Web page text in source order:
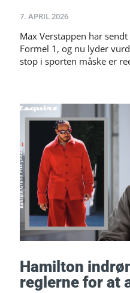
7. APRIL 2026
Max Verstappen har
Formel 1, og nu lyder
Hamilton
reglerne for at